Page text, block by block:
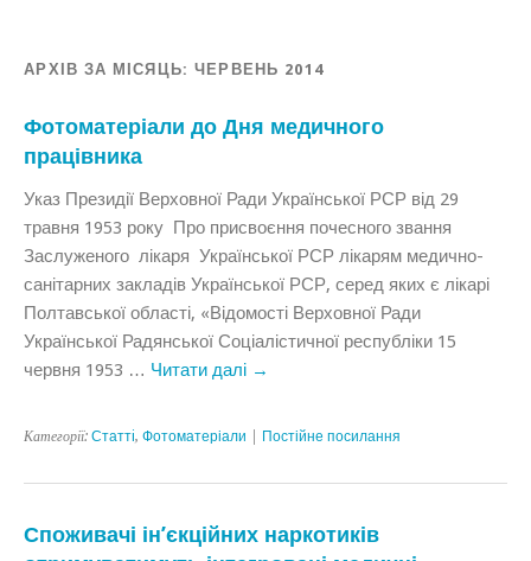
АРХІВ ЗА МІСЯЦЬ: ЧЕРВЕНЬ 2014
Фотоматеріали до Дня медичного
працівника
Указ Президії Верховної Ради Української РСР від 29
травня 1953 року Про присвоєння почесного звання
Заслуженого лікаря Української РСР лікарям медично-
санітарних закладів Української РСР, серед яких є лікарі
Полтавської області, «Відомості Верховної Ради
Української Радянської Соціалістичної республіки 15
червня 1953 … Читати далі →
Категорії: Статтi, Фотоматеріали Постійне посилання
Споживачі ін’єкційних наркотиків